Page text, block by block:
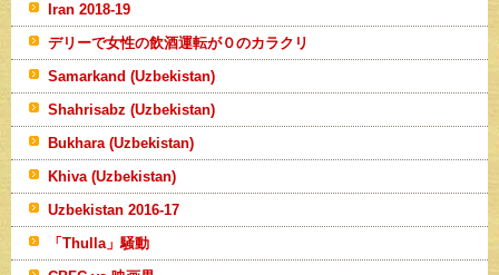
Iran 2018-19
デリーで女性の飲酒運転が０のカラクリ
Samarkand (Uzbekistan)
Shahrisabz (Uzbekistan)
Bukhara (Uzbekistan)
Khiva (Uzbekistan)
Uzbekistan 2016-17
「Thulla」騒動